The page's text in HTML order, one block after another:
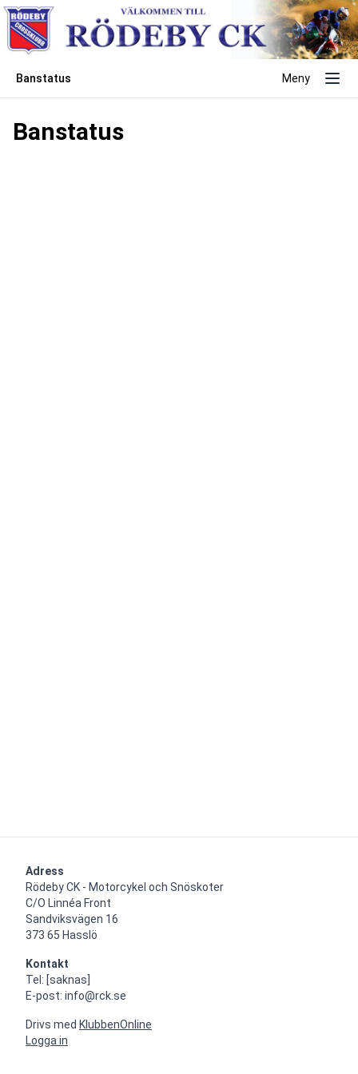
Banstatus Meny
Banstatus
Adress
Rödeby CK - Motorcykel och Snöskoter
C/O Linnéa Front
Sandviksvägen 16
373 65 Hasslö
Kontakt
Tel: [saknas]
E-post: info@rck.se
Drivs med KlubbenOnline
Logga in